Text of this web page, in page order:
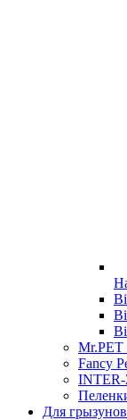
Mr.PET
Fancy
INTER-
Для